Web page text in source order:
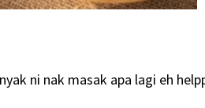
ni nak masak apa lagi eh